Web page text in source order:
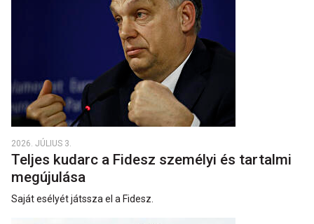
2026. JÚLIUS 3.
Teljes kudarc a Fidesz személyi és tartalmi
megújulása
Saját esélyét játssza el a Fidesz.